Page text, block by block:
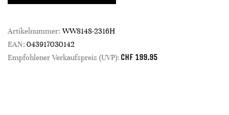
Artikelnummer: WW8148-2316H
EAN: 043917030142
Empfohlener Verkaufspreis (UVP): CHF 199.95